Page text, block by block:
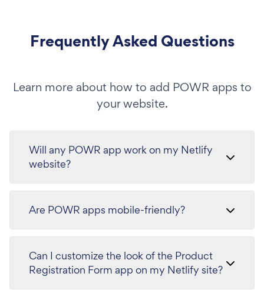
Frequently Asked Questions
Learn more about how to add POWR apps to
your website.
Will any POWR app work on my Netlify
website?
Are POWR apps mobile-friendly?
Can I customize the look of the Product
Registration Form app on my Netlify site?